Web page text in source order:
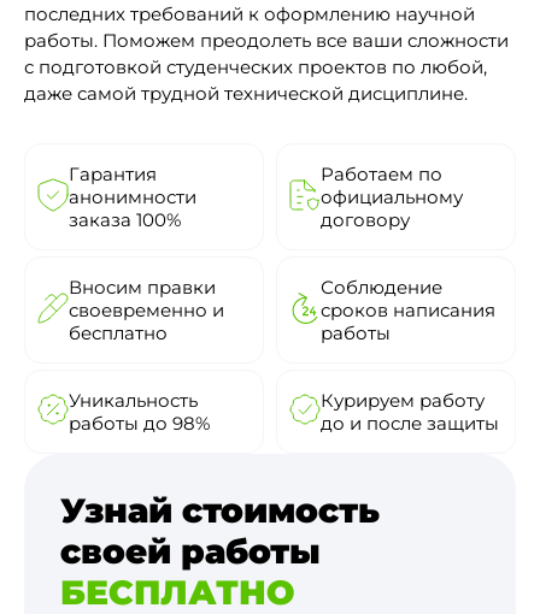
последних требований к оформлению научной
работы. Поможем преодолеть все ваши сложности
с подготовкой студенческих проектов по любой,
даже самой трудной технической дисциплине.
Гарантия
анонимности
заказа 100%
Работаем по
официальному
договору
Вносим правки
своевременно и
бесплатно
Соблюдение
сроков написания
работы
Уникальность
работы до 98%
Курируем работу
до и после защиты
Узнай стоимость
своей работы
БЕСПЛАТНО